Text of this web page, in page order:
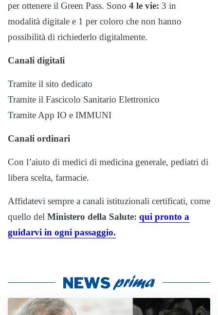
per ottenere il Green Pass. Sono 4 le vie: 3 in
modalità digitale e 1 per coloro che non hanno
possibilità di richiederlo digitalmente.
Canali digitali
Tramite il sito dedicato
Tramite il Fascicolo Sanitario Elettronico
Tramite App IO e IMMUNI
Canali ordinari
Con l’aiuto di medici di medicina generale, pediatri di
libera scelta, farmacie.
Affidatevi sempre a canali istituzionali certificati, come
quello del Ministero della Salute: qui pronto a
guidarvi in ogni passaggio.